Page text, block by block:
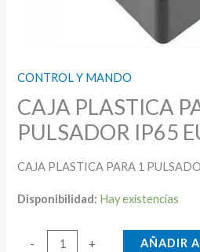
CONTROL Y MANDO
CAJA PLASTICA
PULSADOR IP65
CAJA PLASTICA PARA 1
Disponibilidad: Hay existencias
- + AÑADIR